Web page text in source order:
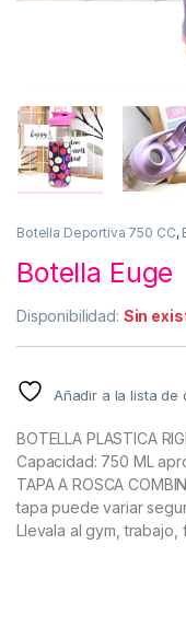
Botella Deportiva 750 CC,
Botella Euge
Disponibilidad: Sin
Añadir a la lista de
BOTELLA PLASTICA
Capacidad: 750 ML
TAPA A ROSCA
tapa puede variar
Llevala al gym,